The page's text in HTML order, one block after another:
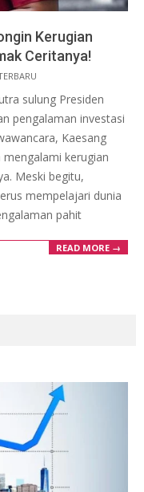
Kerugian
Ceritanya!
sulung Presiden
pengalaman investasi
Kaesang
kerugian
Meski begitu,
mempelajari dunia
pahit
READ MORE →